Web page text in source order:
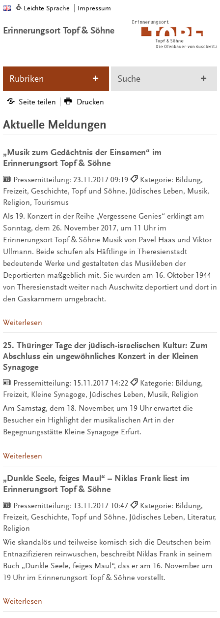
Leichte Sprache Impressum
Erinnerungsort Topf & Söhne
Rubriken Suche
Seite teilen Drucken
Aktuelle Meldungen
„Musik zum Gedächtnis der Einsamen“ im
Erinnerungsort Topf & Söhne
Pressemitteilung: 23.11.2017 09:19
Kategorie: Bildung,
Freizeit, Geschichte, Topf und Söhne, Jüdisches Leben, Musik,
Religion, Tourismus
Als 19. Konzert in der Reihe „Vergessene Genies“ erklingt am
Sonntag, dem 26. November 2017, um 11 Uhr im
Erinnerungsort Topf & Söhne Musik von Pavel Haas und Viktor
Ullmann. Beide schufen als Häftlinge in Theresienstadt
bedeutende Werke und gestalteten das Musikleben der
Deportierten maßgeblich mit. Sie wurden am 16. Oktober 1944
von Theresienstadt weiter nach Auschwitz deportiert und dort in
den Gaskammern umgebracht.
Weiterlesen
25. Thüringer Tage der jüdisch-israelischen Kultur: Zum
Abschluss ein ungewöhnliches Konzert in der Kleinen
Synagoge
Pressemitteilung: 15.11.2017 14:22
Kategorie: Bildung,
Freizeit, Kleine Synagoge, Jüdisches Leben, Musik, Religion
Am Samstag, dem 18. November, um 19 Uhr erwartet die
Besucher ein Highlight der musikalischen Art in der
Begegnungsstätte Kleine Synagoge Erfurt.
Weiterlesen
„Dunkle Seele, feiges Maul“ – Niklas Frank liest im
Erinnerungsort Topf & Söhne
Pressemitteilung: 13.11.2017 10:47
Kategorie: Bildung,
Freizeit, Geschichte, Topf und Söhne, Jüdisches Leben, Literatur,
Religion
Wie skandalös und teilweise komisch sich die Deutschen beim
Entnazifizieren reinwuschen, beschreibt Niklas Frank in seinem
Buch „Dunkle Seele, feiges Maul“, das er am 16. November um
19 Uhr im Erinnerungsort Topf & Söhne vorstellt.
Weiterlesen